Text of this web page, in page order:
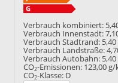
Verbrauch kombiniert:
Verbrauch Innenstadt:
Verbrauch Stadtrand:
Verbrauch Landstraße:
Verbrauch Autobahn:
CO2-Emissionen: 123,00 g/
CO2-Klasse: D